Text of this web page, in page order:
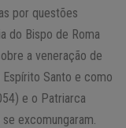
por questões
do Bispo de Roma
a veneração de
Santo e como
e o Patriarca
excomungaram.